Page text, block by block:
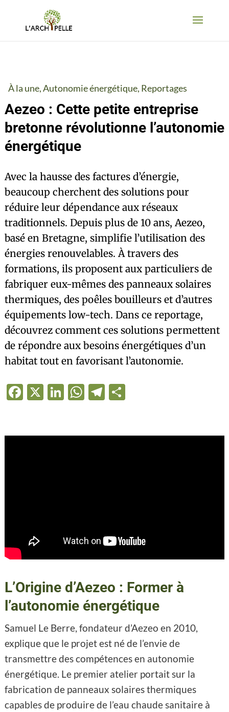
À la une,Autonomie énergétique, Reportages
Aezeo : Cette petite entreprise
bretonne révolutionne l’autonomie
énergétique
Avec la hausse des factures d’énergie,
beaucoup cherchent des solutions pour
réduire leur dépendance aux réseaux
traditionnels. Depuis plus de 10 ans, Aezeo,
basé en Bretagne, simplifie l’utilisation des
énergies renouvelables. À travers des
formations, ils proposent aux particuliers de
fabriquer eux-mêmes des panneaux solaires
thermiques, des poêles bouilleurs et d’autres
équipements low-tech. Dans ce reportage,
découvrez comment ces solutions permettent
de répondre aux besoins énergétiques d’un
habitat tout en favorisant l’autonomie.
Facebook
X LinkedIn
WhatsApp
Telegram
Partager
L’Origine d’Aezeo : Former à
l’autonomie énergétique
Samuel Le Berre, fondateur d’Aezeo en 2010,
explique que le projet est né de l’envie de
transmettre des compétences en autonomie
énergétique. Le premier atelier portait sur la
fabrication de panneaux solaires thermiques
capables de produire de l’eau chaude sanitaire à